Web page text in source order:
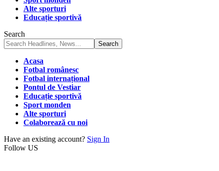
Alte sporturi
Educație sportivă
Search
Acasa
Fotbal românesc
Fotbal internațional
Pontul de Vestiar
Educație sportivă
Sport monden
Alte sporturi
Colaborează cu noi
Have an existing account? Sign In
Follow US